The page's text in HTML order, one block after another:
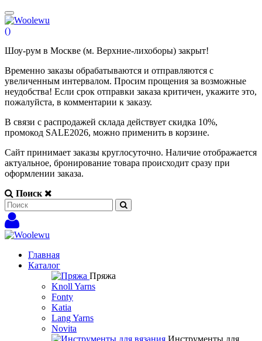
()
Шоу-рум в Москве (м. Верхние-лихоборы) закрыт!
Временно заказы обрабатываются и отправляются с
увеличенным интервалом. Просим прощения за возможные
неудобства! Если срок отправки заказа критичен, укажите это,
пожалуйста, в комментарии к заказу.
В связи с распродажей склада действует скидка 10%,
промокод SALE2026, можно применить в корзине.
Сайт принимает заказы круглосуточно. Наличие отображается
актуальное, бронирование товара происходит сразу при
оформлении заказа.
Поиск
Главная
Каталог
Пряжа
Knoll Yarns
Fonty
Katia
Lang Yarns
Novita
Инструменты для